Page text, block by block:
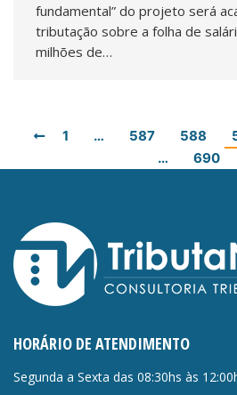
fundamental” do projeto será
tributação sobre a folha de
milhões de…
1 … 587 588
…
690
HORÁRIO DE ATENDIMENTO
Segunda a Sexta das 08:30hs às